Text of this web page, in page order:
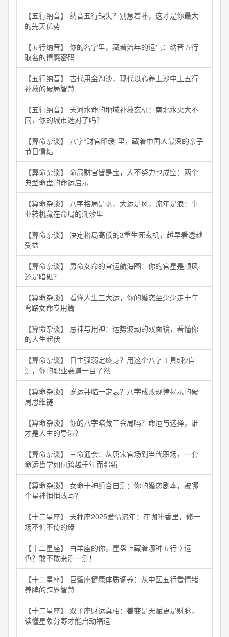
【五行纳音】 纳音五行缺失？别急着补，这才是你最大
的先天优势
【五行纳音】 你的名字里，藏着流年的运气：纳音五行
取名的情感密码
【五行纳音】 古代用金淘沙，现代以心养土沙中土五行
补救的破局智慧
【五行纳音】 天河水命的地域补救玄机：南北水火大不
同，你的城市选对了吗？
【算命杂谈】 八字“财官印绶”里，藏着中国人最深的亲子
节日情结
【算命杂谈】 命局财官皆是宝，人不努力也成空：两个
典型命盘的命运启示
【算命杂谈】 八字格局是帆，大运是风，流年是浪：事
业转机藏在命局的潮汐里
【算命杂谈】 决定格局高低的3重生死玄机，越早看透越
受益
【算命杂谈】 男命女命的官运航海图：你的官星是顺风
还是暗礁？
【算命杂谈】 看懂人生三大运，你的婚恋至少少走十年
弯路女命专用篇
【算命杂谈】 忌神与用神：运势波动的双面镜，看懂你
的人生起伏
【算命杂谈】 日主强弱定终身？用这个八字工具5秒自
测，你的职业赛道一目了然
【算命杂谈】 岁运并临一定衰？八字成败规律揭示的破
局思维链
【算命杂谈】 你的八字暗藏三会局吗？命运与选择，谁
才是人生的导演？
【算命杂谈】 三命通会：从唐宋官场到当代职场，一套
命运哲学如何跨越千年而弥新
【算命杂谈】 女命十神组合自测：你的婚恋剧本，被哪
个星神悄悄改写？
【十二星座】 天秤座2025爱情流年：在咖啡香里，修一
场不偏不倚的缘
【十二星座】 白羊座的你，星盘上藏着哪种五行幸运
色？敢不敢来测一测！
【十二星座】 巨蟹座健康体质调养：从中医五行看情绪
养脾的跨界智慧
【十二星座】 双子座财运真相：善变是天赋更是财脉，
读懂星象分野才能启动福运